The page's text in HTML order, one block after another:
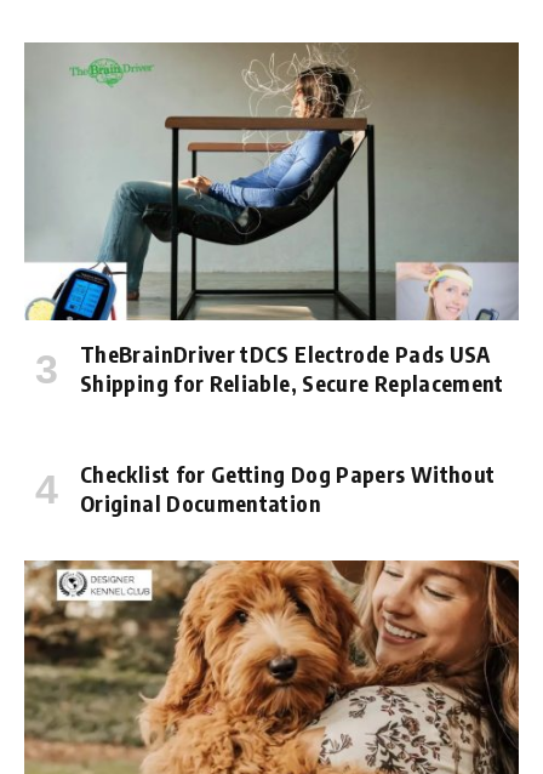
TheBrainDriver tDCS Electrode Pads USA
Shipping for Reliable, Secure Replacement
Checklist for Getting Dog Papers Without
Original Documentation